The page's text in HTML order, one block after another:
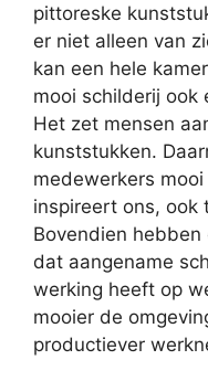
pittoreske
er niet alleen van
kan een hele
mooi schilderij ook
Het zet mensen
kunststukken.
medewerkers
inspireert ons, ook
Bovendien
dat aangename
werking heeft op
mooier de
productiever